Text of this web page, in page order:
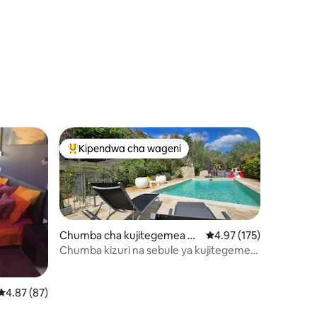
96
wa wastani wa 4.87 kati ya 5, tathmini 87
4.87 (87)
Kipendwa maarufu cha wageni
Kipendwa cha wageni
Chumba cha kujitegemea hu
ko Menton
Ukadiriaji wa wastani
4.97 (175)
Chumba kizuri na sebule ya kujitegemea